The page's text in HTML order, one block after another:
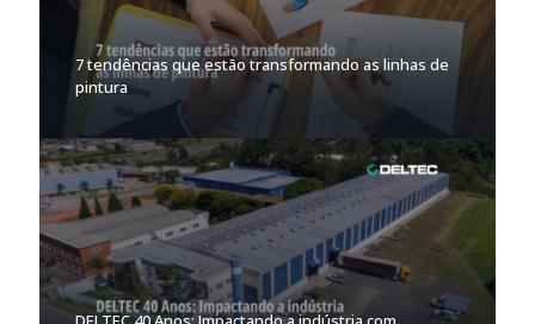
7 tendências que estão transformando as linhas de
pintura